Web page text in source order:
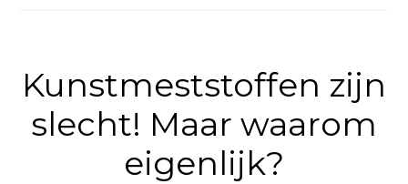
Kunstmeststoffen zijn
slecht! Maar waarom
eigenlijk?